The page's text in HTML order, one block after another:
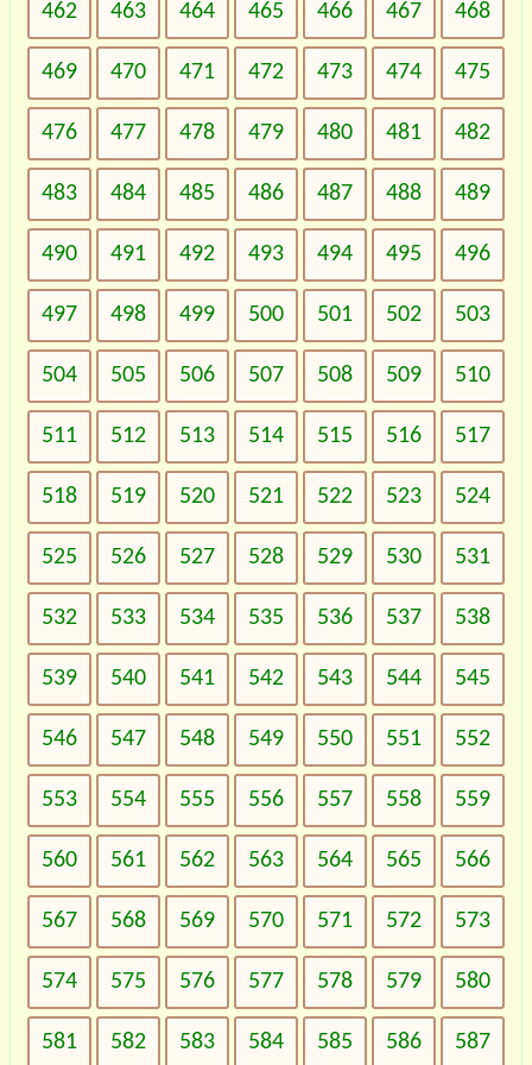
462 463 464 465 466 467 468
469 470 471 472 473 474 475
476 477 478 479 480 481 482
483 484 485 486 487 488 489
490 491 492 493 494 495 496
497 498 499 500 501 502 503
504 505 506 507 508 509 510
511 512 513 514 515 516 517
518 519 520 521 522 523 524
525 526 527 528 529 530 531
532 533 534 535 536 537 538
539 540 541 542 543 544 545
546 547 548 549 550 551 552
553 554 555 556 557 558 559
560 561 562 563 564 565 566
567 568 569 570 571 572 573
574 575 576 577 578 579 580
581 582 583 584 585 586 587